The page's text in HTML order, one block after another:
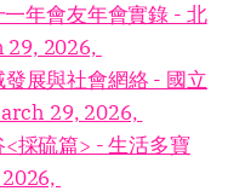
年會友年會實錄 - 北
29, 2026,
展與社會網絡 - 國立
29, 2026,
採硫篇> - 生活多寶